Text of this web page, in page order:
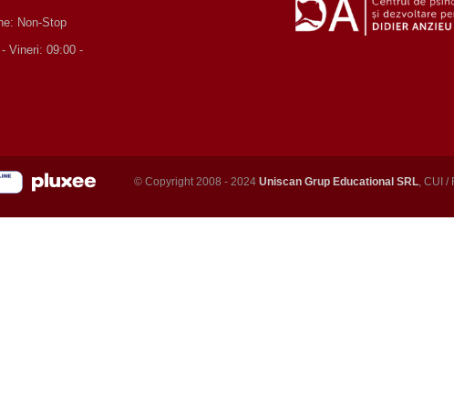
Non-Stop
09:00 -
© Copyright 2008 - 2024 Uniscan Grup Educational SRL, CUI /